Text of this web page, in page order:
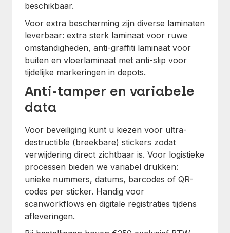
beschikbaar.
Voor extra bescherming zijn diverse laminaten
leverbaar: extra sterk laminaat voor ruwe
omstandigheden, anti-graffiti laminaat voor
buiten en vloerlami­naat met anti-slip voor
tijdelijke markeringen in depots.
Anti-tamper en variabele
data
Voor beveiliging kunt u kiezen voor ultra-
destructible (breekbare) stickers zodat
verwijdering direct zichtbaar is. Voor logistieke
processen bieden we variabel drukken:
unieke nummers, datums, barcodes of QR-
codes per sticker. Handig voor
scanworkflows en digitale registraties tijdens
afleveringen.